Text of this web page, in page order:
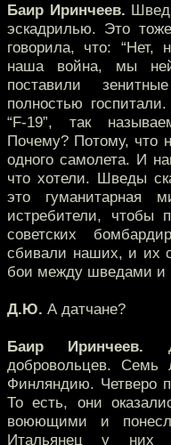
Баир Иринчеев.
эскадрилью. Это
говорила, что:
наша война, мы
поставили
полностью
“F-19”, так
Почему? Потому, что
одного самолета. И
что хотели. Шведы
это гуманитарная
истребители, чтобы
советских
сбивали наших, и их
бои между шведами
Д.Ю. А датчане?
Баир Иринчеев.
добровольцев. Семь
Финляндию. Четверо
То есть, они
воюющими и
Итальянец у них